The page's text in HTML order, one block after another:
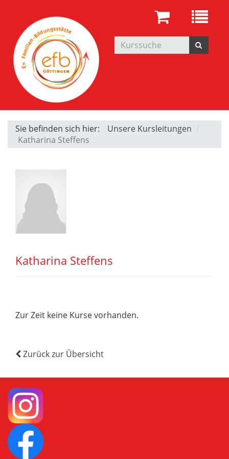
Sie befinden sich hier:
Unsere Kursleitungen
Katharina Steffens
Katharina Steffens
Zur Zeit keine Kurse vorhanden.
Zurück zur Übersicht